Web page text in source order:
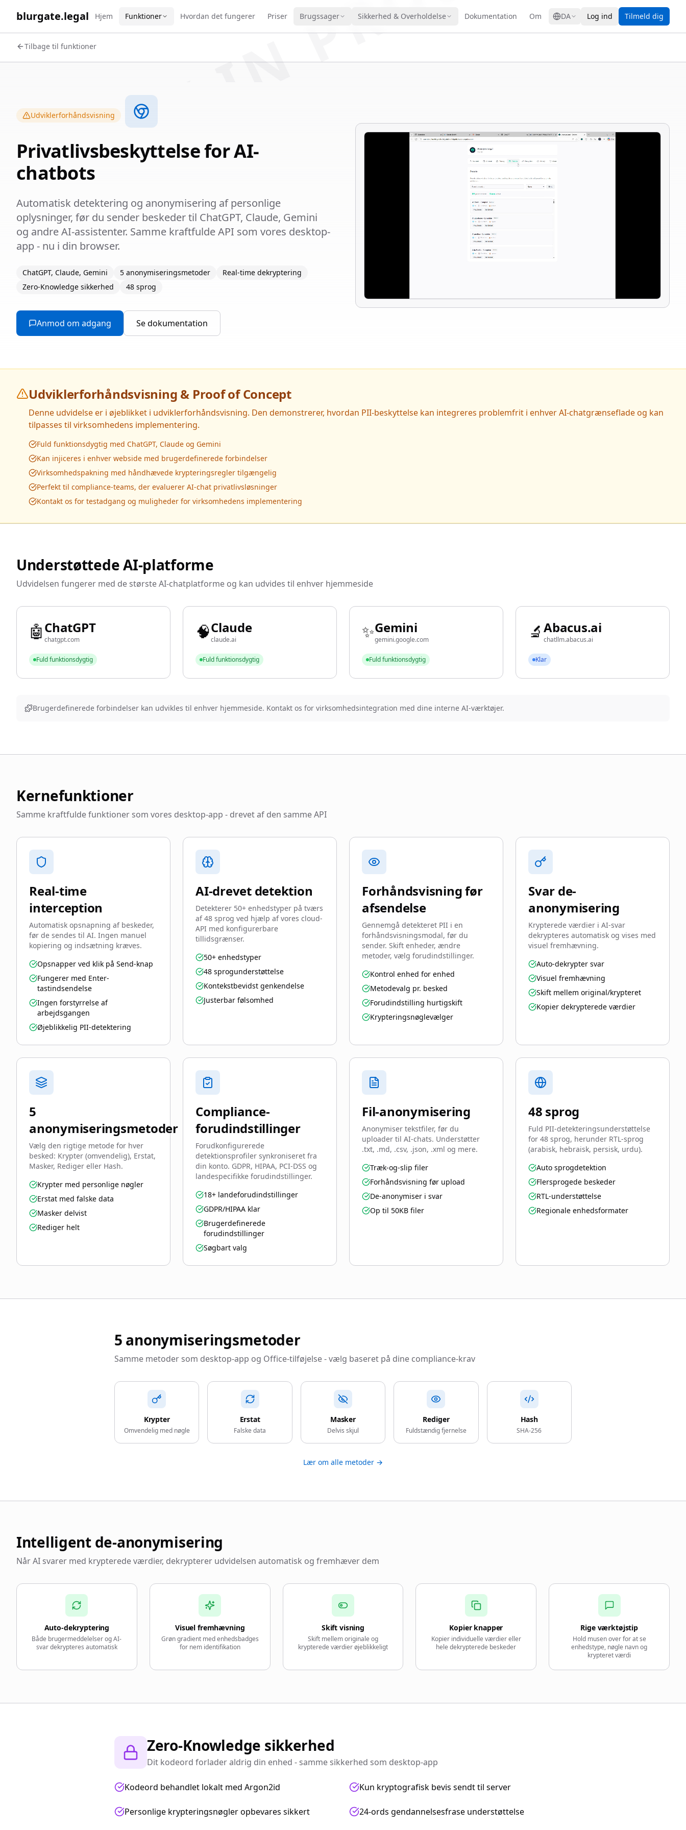
blurgate.legal Hjem Funktioner Hvordan det fungerer Priser Brugssager Sikkerhed & Overholdelse Dokumentation Om DA Log ind Tilmeld dig
Tilbage til funktioner
Udviklerforhåndsvisning
Privatlivsbeskyttelse for AI-
chatbots
Automatisk detektering og anonymisering af personlige
oplysninger, før du sender beskeder til ChatGPT, Claude, Gemini
og andre AI-assistenter. Samme kraftfulde API som vores desktop-
app - nu i din browser.
ChatGPT, Claude, Gemini 5 anonymiseringsmetoder
Real-time dekryptering
Zero-Knowledge sikkerhed
48 sprog
Anmod om adgang Se dokumentation
Udviklerforhåndsvisning & Proof of Concept
Denne udvidelse er i øjeblikket i udviklerforhåndsvisning. Den demonstrerer, hvordan PII-beskyttelse kan integreres problemfrit i enhver AI-chatgrænseflade og kan
tilpasses til virksomhedens implementering.
Fuld funktionsdygtig med ChatGPT, Claude og Gemini
Kan injiceres i enhver webside med brugerdefinerede forbindelser
Virksomhedspakning med håndhævede krypteringsregler tilgængelig
Perfekt til compliance-teams, der evaluerer AI-chat privatlivsløsninger
Kontakt os for testadgang og muligheder for virksomhedens implementering
Understøttede AI-platforme
Udvidelsen fungerer med de største AI-chatplatforme og kan udvides til enhver hjemmeside
🤖ChatGPT
chatgpt.com
Fuld funktionsdygtig
🧠Claude
claude.ai
Fuld funktionsdygtig
✨Gemini
gemini.google.com
Fuld funktionsdygtig
🔬 Abacus.ai
chatllm.abacus.ai
Klar
Brugerdefinerede forbindelser kan udvikles til enhver hjemmeside. Kontakt os for virksomhedsintegration med dine interne AI-værktøjer.
Kernefunktioner
Samme kraftfulde funktioner som vores desktop-app - drevet af den samme API
Real-time
interception
Automatisk opsnapning af beskeder,
før de sendes til AI. Ingen manuel
kopiering og indsætning kræves.
Opsnapper ved klik på Send-knap
Fungerer med Enter-
tastindsendelse
Ingen forstyrrelse af
arbejdsgangen
Øjeblikkelig PII-detektering
AI-drevet detektion
Detekterer 50+ enhedstyper på tværs
af 48 sprog ved hjælp af vores cloud-
API med konfigurerbare
tillidsgrænser.
50+ enhedstyper
48 sprogunderstøttelse
Kontekstbevidst genkendelse
Justerbar følsomhed
Forhåndsvisning før
afsendelse
Gennemgå detekteret PII i en
forhåndsvisningsmodal, før du
sender. Skift enheder, ændre
metoder, vælg forudindstillinger.
Kontrol enhed for enhed
Metodevalg pr. besked
Forudindstilling hurtigskift
Krypteringsnøglevælger
Svar de-
anonymisering
Krypterede værdier i AI-svar
dekrypteres automatisk og vises med
visuel fremhævning.
Auto-dekrypter svar
Visuel fremhævning
Skift mellem original/krypteret
Kopier dekrypterede værdier
5
anonymiseringsmetoder
Vælg den rigtige metode for hver
besked: Krypter (omvendelig), Erstat,
Masker, Rediger eller Hash.
Krypter med personlige nøgler
Erstat med falske data
Masker delvist
Rediger helt
Compliance-
forudindstillinger
Forudkonfigurerede
detektionsprofiler synkroniseret fra
din konto. GDPR, HIPAA, PCI-DSS og
landespecifikke forudindstillinger.
18+ landeforudindstillinger
GDPR/HIPAA klar
Brugerdefinerede
forudindstillinger
Søgbart valg
Fil-anonymisering
Anonymiser tekstfiler, før du
uploader til AI-chats. Understøtter
.txt, .md, .csv, .json, .xml og mere.
Træk-og-slip filer
Forhåndsvisning før upload
De-anonymiser i svar
Op til 50KB filer
48 sprog
Fuld PII-detekteringsunderstøttelse
for 48 sprog, herunder RTL-sprog
(arabisk, hebraisk, persisk, urdu).
Auto sprogdetektion
Flersprogede beskeder
RTL-understøttelse
Regionale enhedsformater
5 anonymiseringsmetoder
Samme metoder som desktop-app og Office-tilføjelse - vælg baseret på dine compliance-krav
Krypter
Omvendelig med nøgle
Erstat
Falske data
Masker
Delvis skjul
Rediger
Fuldstændig fjernelse
Hash
SHA-256
Lær om alle metoder →
Intelligent de-anonymisering
Når AI svarer med krypterede værdier, dekrypterer udvidelsen automatisk og fremhæver dem
Auto-dekryptering
Både brugermeddelelser og AI-
svar dekrypteres automatisk
Visuel fremhævning
Grøn gradient med enhedsbadges
for nem identifikation
Skift visning
Skift mellem originale og
krypterede værdier øjeblikkeligt
Kopier knapper
Kopier individuelle værdier eller
hele dekrypterede beskeder
Rige værktøjstip
Hold musen over for at se
enhedstype, nøgle navn og
krypteret værdi
Zero-Knowledge sikkerhed
Dit kodeord forlader aldrig din enhed - samme sikkerhed som desktop-app
Kodeord behandlet lokalt med Argon2id Kun kryptografisk bevis sendt til server
Personlige krypteringsnøgler opbevares sikkert 24-ords gendannelsesfrase understøttelse